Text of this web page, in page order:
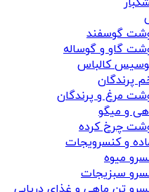
گوسفند
گاو و گوساله
کالباس
پرندگان
مرغ و پرندگان
و میگو
چرخ کرده
و کنسرویجات
میوه
سبزیجات